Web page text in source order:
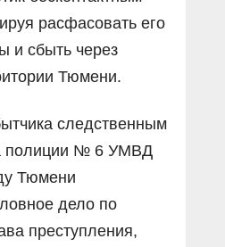
расфасовать его
и сбыть через
Тюмени.
следственным
полиции № 6 УМВД
Тюмени
дело по
преступления,